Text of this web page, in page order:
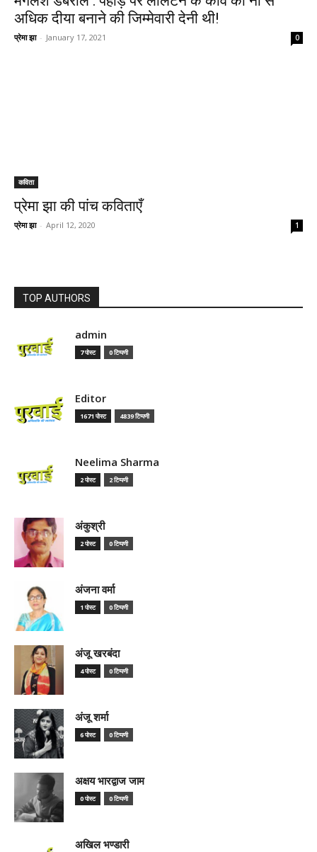
अधिक दीया बनाने की जिम्मेवारी देनी थी!
प्रेमा झा - January 17, 2021 0
कविता
प्रेमा झा की पांच कविताएँ
प्रेमा झा - April 12, 2020 1
TOP AUTHORS
admin
7 पोस्ट 0 टिप्पणी
Editor
1671 पोस्ट 4839 टिप्पणी
Neelima Sharma
2 पोस्ट 2 टिप्पणी
अंकुश्री
2 पोस्ट 0 टिप्पणी
अंजना वर्मा
1 पोस्ट 0 टिप्पणी
अंजू खरबंदा
4 पोस्ट 0 टिप्पणी
अंजू शर्मा
6 पोस्ट 0 टिप्पणी
अक्षय भारद्वाज जाम
0 पोस्ट 0 टिप्पणी
अखिल भण्डारी